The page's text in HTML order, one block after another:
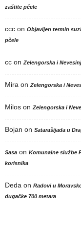
zaštite pčele
ccc on Objavljen termin
pčele
cc on Zelengorska i
Mira on Zelengorska i
Milos on Zelengorska i
Bojan on Satarašijada u
Sasa on Komunalne službe
korisnika
Deda on Radovi u
dugačke 700 metara